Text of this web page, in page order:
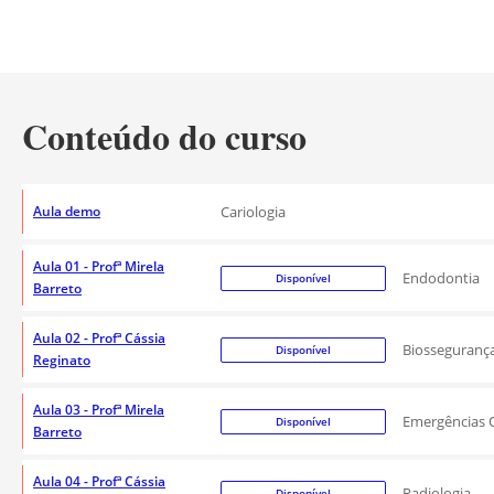
Conteúdo do curso
Aula demo Cariologia
Aula 01 - Profª Mirela
Barreto
Disponível Endodontia
Aula 02 - Profª Cássia
Reginato
Disponível
Aula 03 - Profª Mirela
Barreto
Disponível Emergências
Aula 04 - Profª Cássia